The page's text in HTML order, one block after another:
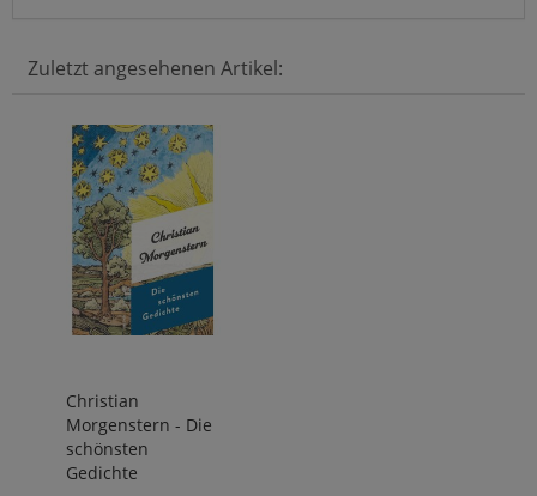
Zuletzt angesehenen Artikel:
Christian
Morgenstern - Die
schönsten
Gedichte